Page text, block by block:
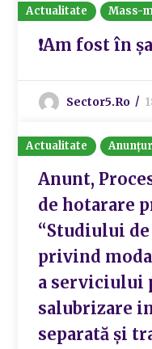
Actualitate Mass-
❗Am fost în
Sector5.ro
Actualitate
Anunt,
de hotarare
“Studiului
privind
a serviciului
salubrizare
separată și